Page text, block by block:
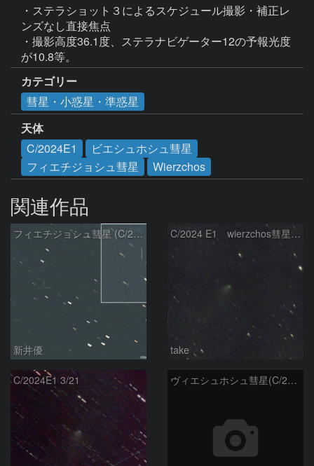
・ステラショット３によるスケジュール撮影・補正レ
ンズなし直接焦点
・撮影高度36.1度、ステラナビゲーター12の予報光度
が10.8等。
カテゴリー
彗星・小惑星・準惑星
天体
C/2024E1
ビエシュホシュ彗星
フィエチジョシュ彗星
Wierzchos
関連作品
フィエチジョシュ彗星 (C/2024E1)：2026/04/02
新井優
C/2024 E1 wierzchos彗星（3/22）
take
C/2024E1 3/21 ヴィエシュホシュ彗星(C/2024E1) 3月14日Seestar50